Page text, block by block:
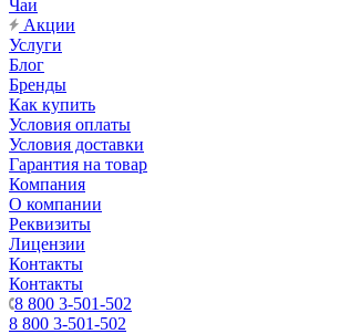
Чаи
Акции
Услуги
Блог
Бренды
Как купить
Условия оплаты
Условия доставки
Гарантия на товар
Компания
О компании
Реквизиты
Лицензии
Контакты
Контакты
8 800 3-501-502
8 800 3-501-502